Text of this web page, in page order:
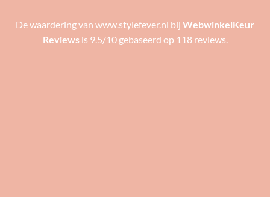
De waardering van www.stylefever.nl bij WebwinkelKeur
Reviewsis 9.5/10 gebaseerd op 118 reviews.